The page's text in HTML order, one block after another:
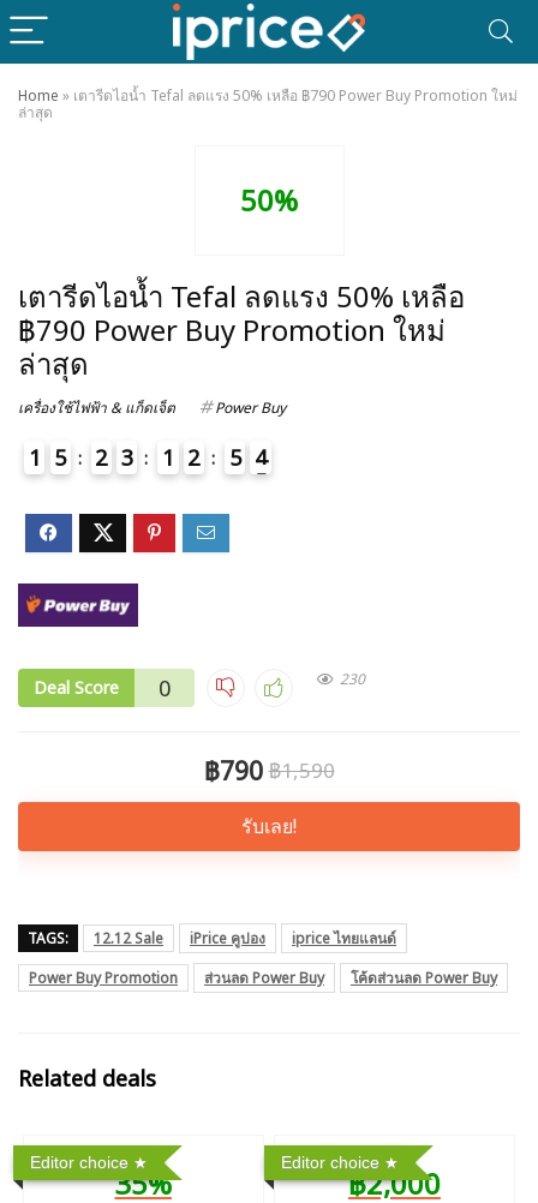
Home » เตารีดไอน้ำ Tefal ลดแรง 50% เหลือ ฿790 Power Buy Promotion ใหม่
ล่าสุด
50%
เตารีดไอน้ำ Tefal ลดแรง 50% เหลือ
฿790 Power Buy Promotion ใหม่
ล่าสุด
เครื่องใช้ไฟฟ้า & แก็ดเจ็ต Power Buy
1 5 2 3 1 2 5 4
Deal Score 0 230
฿790 ฿1,590
รับเลย!
TAGS: 12.12 Sale iPrice คูปอง
iprice ไทยแลนด์
Power Buy Promotion
ส่วนลด Power Buy โค้ดส่วนลด Power Buy
Related deals
Editor choice
35%
Editor choice
฿2,000